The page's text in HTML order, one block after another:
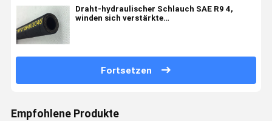
Draht-hydraulischer Schlauch SAE R9 4,
winden sich verstärkte
Fortsetzen
Empfohlene Produkte